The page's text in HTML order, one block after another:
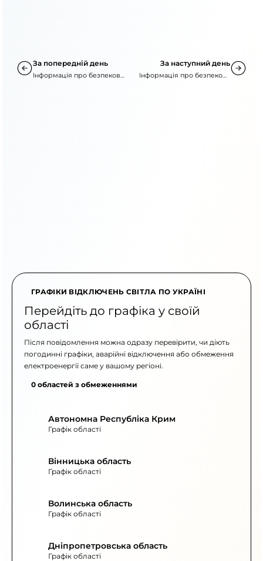
За попередній день
Інформація про безпекову
За наступний день
Інформація про безпекову
ГРАФІКИ ВІДКЛЮЧЕНЬ СВІТЛА ПО УКРАЇНІ
Перейдіть до графіка у своїй
області
Після повідомлення можна одразу перевірити, чи діють
погодинні графіки, аварійні відключення або обмеження
електроенергії саме у вашому регіоні.
0 областей з обмеженнями
Автономна Республіка Крим
Графік області
Вінницька область
Графік області
Волинська область
Графік області
Дніпропетровська область
Графік області